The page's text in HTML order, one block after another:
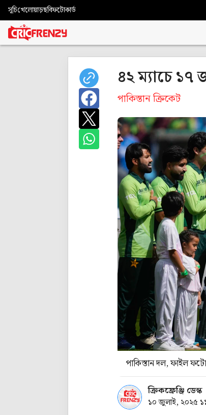
সূচিখেলোয়াড়ছবিফটোকার্ড
৪২ ম্যাচে
পাকিস্তান ক্রিকেট
পাকিস্তান দল, ফাইল ফটো
ক্রিকফ্রেঞ্জি ডেস্ক
১০ জুলাই, ২০২৫